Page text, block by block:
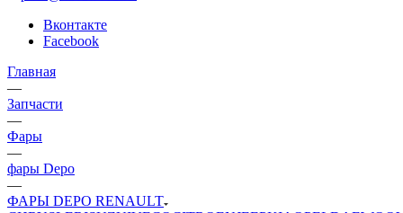
Вконтакте
Facebook
Главная
—
Запчасти
—
Фары
—
фары Depo
—
ФАРЫ DEPO RENAULT